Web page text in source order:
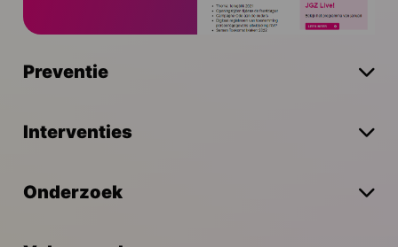
Preventie
Interventies
Onderzoek